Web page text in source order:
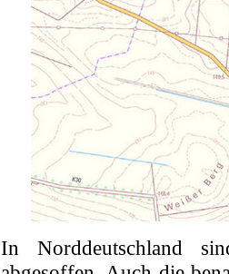
In Norddeutschland